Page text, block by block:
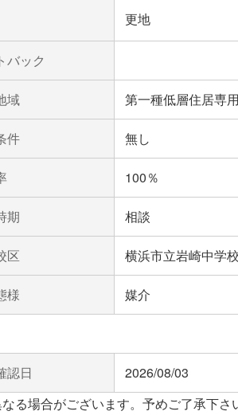
更地
バック
域 第一種低層住居専
件 無し
100％
期 相談
区 横浜市立岩崎中学
様 媒介
認日
2026/08/03
る場合がございます。予めご了承下さ